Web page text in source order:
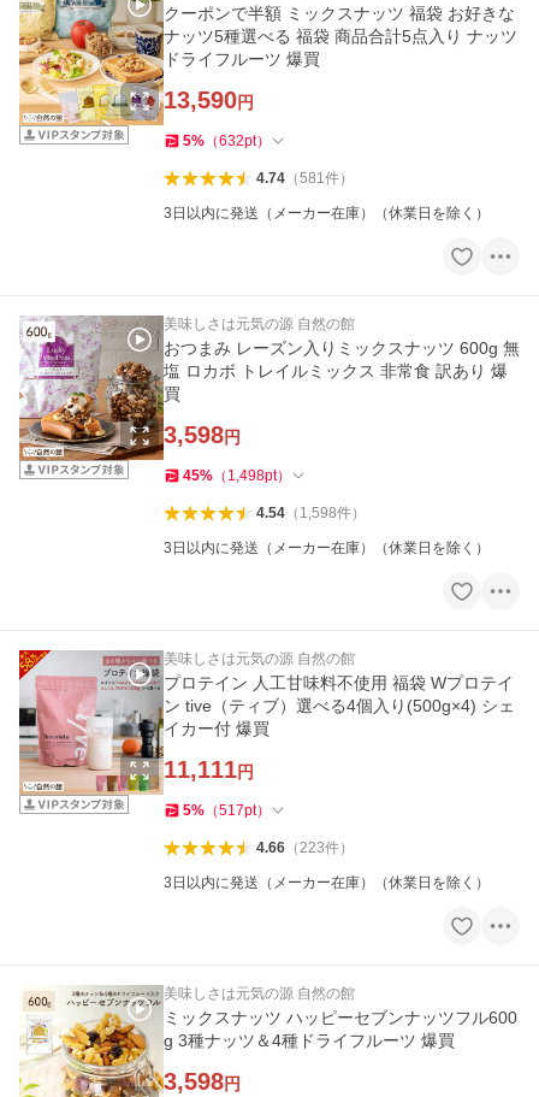
クーポンで半額 ミックスナッツ 福袋 お好きな
ナッツ5種選べる 福袋 商品合計5点入り ナッツ
ドライフルーツ 爆買
13,590円
5% （632pt）
4.74（581件）
3日以内に発送（メーカー在庫）（休業日を除く）
美味しさは元気の源 自然の館
おつまみ レーズン入りミックスナッツ 600g 無
塩 ロカボ トレイルミックス 非常食 訳あり 爆
買
3,598円
45% （ 1,498pt）
4.54（ 1,598件）
3日以内に発送（メーカー在庫）（休業日を除く）
美味しさは元気の源 自然の館
プロテイン 人工甘味料不使用 福袋 Wプロテイ
ン tive（ティブ）選べる4個入り(500g×4) シェ
イカー付 爆買
11,111円
5% （517pt）
4.66（223件）
3日以内に発送（メーカー在庫）（休業日を除く）
美味しさは元気の源 自然の館
ミックスナッツ ハッピーセブンナッツフル600
g 3種ナッツ＆4種ドライフルーツ 爆買
3,598円